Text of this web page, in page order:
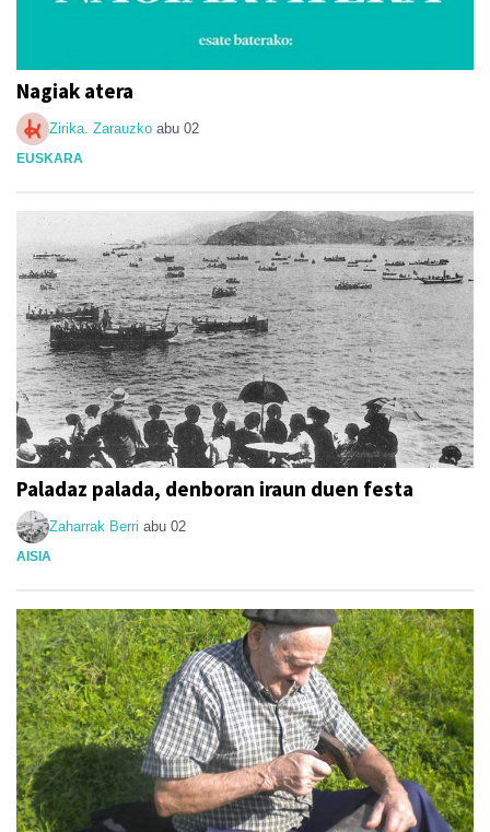
Nagiak atera
Zirika. Zarauzko abu 02
EUSKARA
Paladaz palada, denboran iraun duen festa
Zaharrak Berri abu 02
AISIA